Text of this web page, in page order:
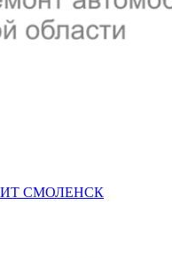
СМОЛЕНСК